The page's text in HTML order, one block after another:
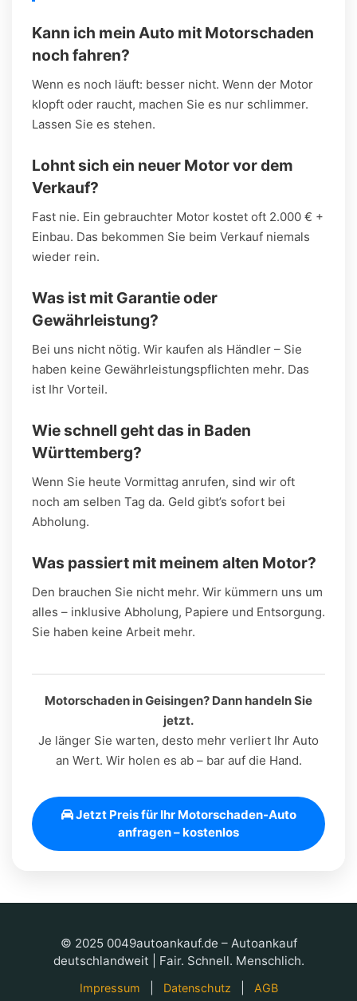
Kann ich mein Auto mit Motorschaden
noch fahren?
Wenn es noch läuft: besser nicht. Wenn der Motor
klopft oder raucht, machen Sie es nur schlimmer.
Lassen Sie es stehen.
Lohnt sich ein neuer Motor vor dem
Verkauf?
Fast nie. Ein gebrauchter Motor kostet oft 2.000 € +
Einbau. Das bekommen Sie beim Verkauf niemals
wieder rein.
Was ist mit Garantie oder
Gewährleistung?
Bei uns nicht nötig. Wir kaufen als Händler – Sie
haben keine Gewährleistungspflichten mehr. Das
ist Ihr Vorteil.
Wie schnell geht das in Baden
Württemberg?
Wenn Sie heute Vormittag anrufen, sind wir oft
noch am selben Tag da. Geld gibt’s sofort bei
Abholung.
Was passiert mit meinem alten Motor?
Den brauchen Sie nicht mehr. Wir kümmern uns um
alles – inklusive Abholung, Papiere und Entsorgung.
Sie haben keine Arbeit mehr.
Motorschaden in Geisingen? Dann handeln Sie
jetzt.
Je länger Sie warten, desto mehr verliert Ihr Auto
an Wert. Wir holen es ab – bar auf die Hand.
Jetzt Preis für Ihr Motorschaden-Auto
anfragen – kostenlos
© 2025 0049autoankauf.de – Autoankauf
deutschlandweit | Fair. Schnell. Menschlich.
Impressum Datenschutz AGB